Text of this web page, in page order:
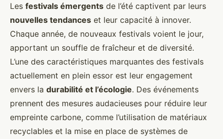
Les festivals émergents de l’été captivent par leurs
nouvelles tendances et leur capacité à innover.
Chaque année, de nouveaux festivals voient le jour,
apportant un souffle de fraîcheur et de diversité.
L’une des caractéristiques marquantes des festivals
actuellement en plein essor est leur engagement
envers la durabilité et l’écologie. Des événements
prennent des mesures audacieuses pour réduire leur
empreinte carbone, comme l’utilisation de matériaux
recyclables et la mise en place de systèmes de